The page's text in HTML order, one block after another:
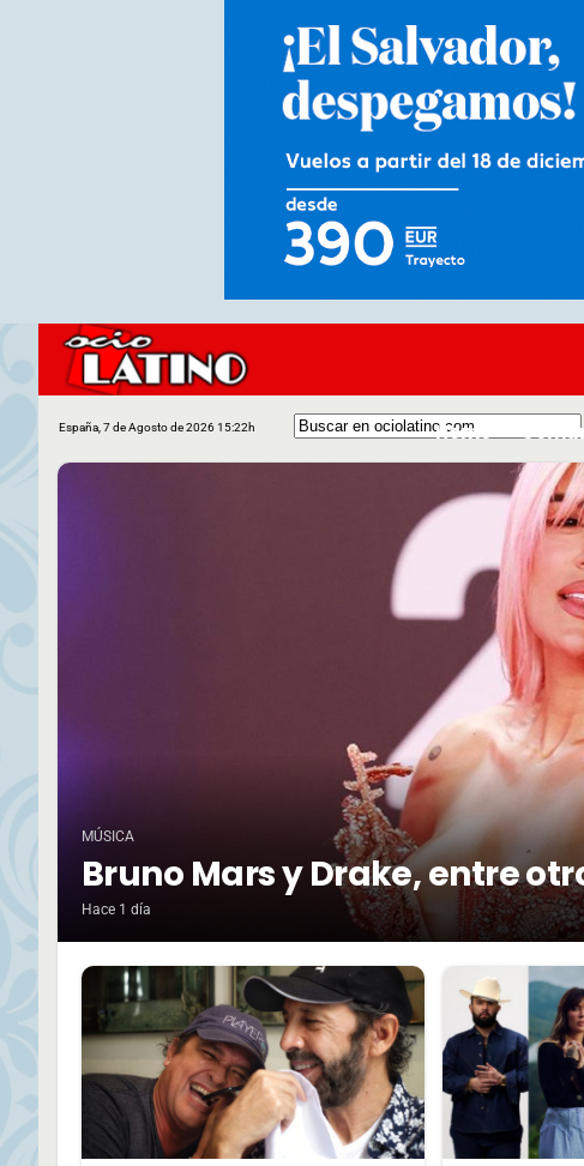
Home
España, 7 de Agosto de 2026 15:22h
MÚSICA
Bruno Mars y Drake, entre
Hace 1 día